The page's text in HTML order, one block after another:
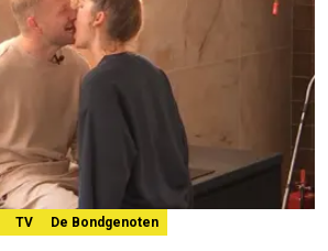
TV De Bondgenoten